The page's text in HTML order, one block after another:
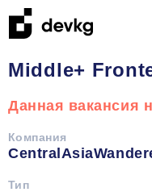
Middle+
Данная вакансия
Компания
Тип